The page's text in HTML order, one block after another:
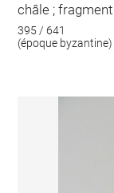
châle ; fragment
395 / 641
(époque byzantine)